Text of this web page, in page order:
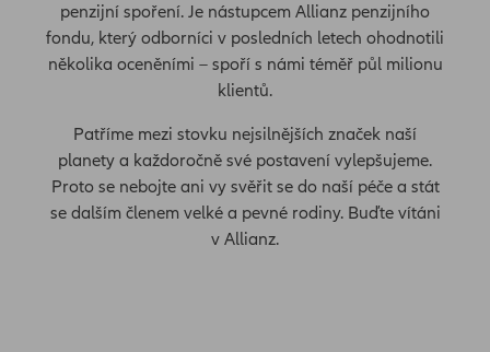
penzijní spoření. Je nástupcem Allianz penzijního
fondu, který odborníci v posledních letech ohodnotili
několika oceněními – spoří s námi téměř půl milionu
klientů.
Patříme mezi stovku nejsilnějších značek naší
planety a každoročně své postavení vylepšujeme.
Proto se nebojte ani vy svěřit se do naší péče a stát
se dalším členem velké a pevné rodiny. Buďte vítáni
v Allianz.